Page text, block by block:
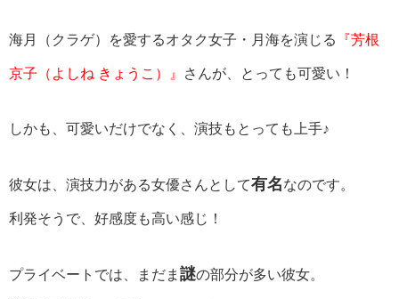
海月（クラゲ）を愛するオタク女子・月海を演じる 『芳根
京子（よしね きょうこ）』 さんが、とっても可愛い！
しかも、可愛いだけでなく、演技もとっても上手♪
彼女は、演技力がある女優さんとして有名なのです。
利発そうで、好感度も高い感じ！
プライベートでは、まだま 謎の部分が多い彼女。